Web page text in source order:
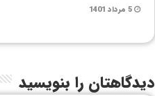
5 مرداد 1401
دیدگاهتان را بنویسید